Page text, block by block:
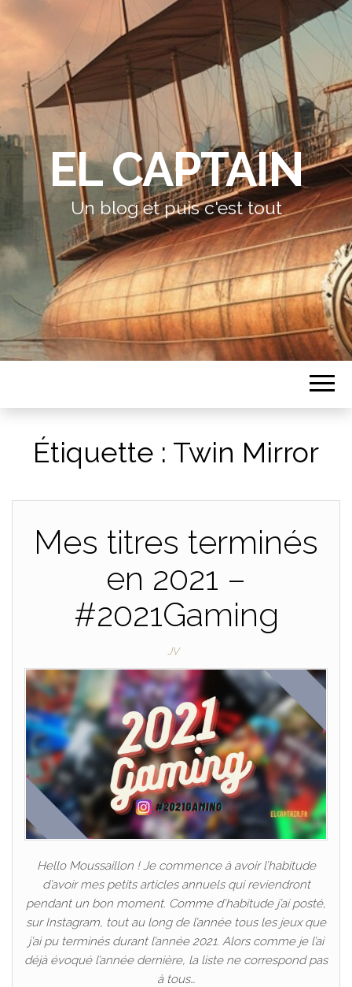
EL CAPTAIN
Un blog et puis c'est tout
Étiquette : Twin Mirror
Mes titres terminés
en 2021 –
#2021Gaming
JV
Hello Moussaillon ! Je commence à avoir l’habitude
d’avoir mes petits articles annuels qui reviendront
pendant un bon moment. Comme d’habitude j’ai posté,
sur Instagram, tout au long de l’année tous les jeux que
j’ai pu terminés durant l’année 2021. Alors comme je l’ai
déjà évoqué l’année dernière, la liste ne correspond pas
à tous…